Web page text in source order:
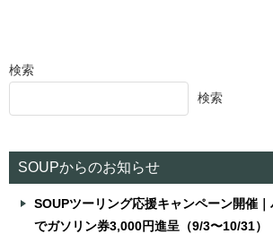
検索
検索
SOUPからのお知らせ
SOUPツーリング応援キャンペーン開催
でガソリン券3,000円進呈（9/3〜10/31）